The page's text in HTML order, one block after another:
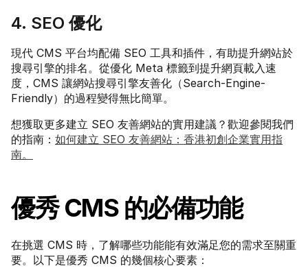
4. SEO 優化
現代 CMS 平台均配備 SEO 工具和插件，有助提升網站於
搜尋引擎的排名。從優化 Meta 標籤到提升網頁載入速
度，CMS 讓網站搜尋引擎友善化（Search-Engine-
Friendly）的過程變得無比簡單。
想獲取更多建立 SEO 友善網站的實用建議？歡迎參閱我們
的指南： 如何建立 SEO 友善網站：香港初創企業實用指
南。
優秀 CMS 的必備功能
在挑選 CMS 時，了解哪些功能能有效滿足您的需求至關重
要。以下是優秀 CMS 的幾個核心要素：